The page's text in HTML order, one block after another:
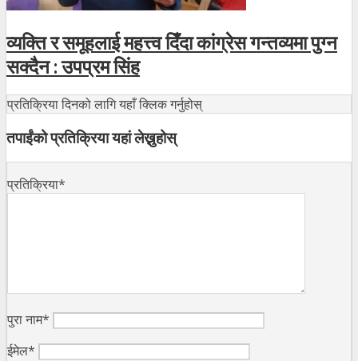
व्यक्ति र समूहलाई महत्त्व दिँदा कांग्रेस गन्तव्यमा पुग्न
सक्दैन : उपप्रम सिंह
प्रतिक्रिया दिनको लागि यहाँ क्लिक गर्नुहोस्
तपाईंको प्रतिक्रिया यहां लेख्नुहोस्
प्रतिक्रिया*
पुरा नाम*
ईमेल*